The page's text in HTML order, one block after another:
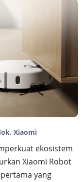
Xiaomi
ekosistem
Xiaomi Robot
yang